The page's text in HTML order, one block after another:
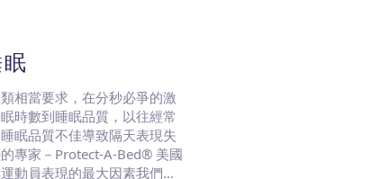
相當要求，在分秒必爭的激
時數到睡眠品質，以往經常
眠品質不佳導致隔天表現失
專家－Protect-A-Bed® 美國
動員表現的最大因素我們的